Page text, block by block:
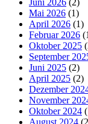
Juni 2026 (2)
Mai 2026 (1)
April 2026 (1)
Februar 2026
Oktober 2025
September
Juni 2025 (2)
April 2025 (2)
Dezember
November
Oktober 2024
August 2024